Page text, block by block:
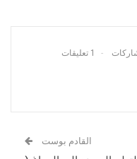
1 تعليقات
القادم بوست